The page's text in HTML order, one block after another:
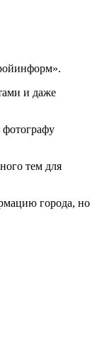
и даже
фотографу
тем для
города, но